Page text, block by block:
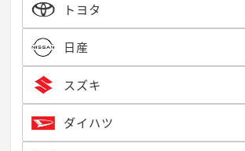
トヨタ
日産
スズキ
ダイハツ